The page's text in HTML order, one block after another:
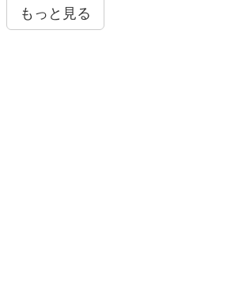
もっと見る